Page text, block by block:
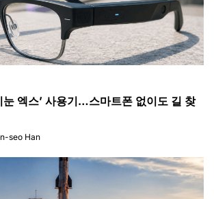
눈 엑스’ 사용기…스마트폰 없이도 길 찾
seo Han